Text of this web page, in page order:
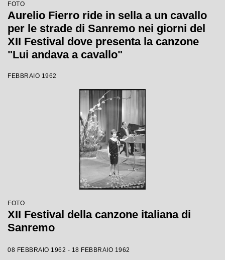
FOTO
Aurelio Fierro ride in sella a un cavallo
per le strade di Sanremo nei giorni del
XII Festival dove presenta la canzone
"Lui andava a cavallo"
FEBBRAIO 1962
FOTO
XII Festival della canzone italiana di
Sanremo
08 FEBBRAIO 1962 - 18 FEBBRAIO 1962